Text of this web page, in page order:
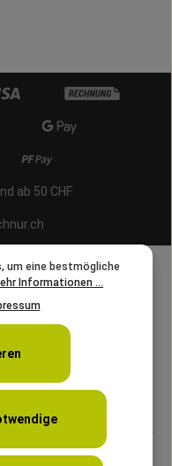
ab 50 CHF
um eine bestmögliche
Informationen ...